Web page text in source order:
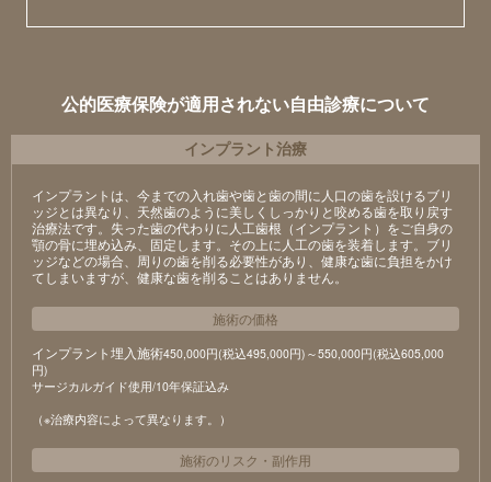
公的医療保険が適用されない自由診療について
インプラント治療
インプラントは、今までの入れ歯や歯と歯の間に人口の歯を設けるブリ
ッジとは異なり、天然歯のように美しくしっかりと咬める歯を取り戻す
治療法です。失った歯の代わりに人工歯根（インプラント）をご自身の
顎の骨に埋め込み、固定します。その上に人工の歯を装着します。ブリ
ッジなどの場合、周りの歯を削る必要性があり、健康な歯に負担をかけ
てしまいますが、健康な歯を削ることはありません。
施術の価格
インプラント埋入施術450,000円(税込495,000円)～550,000円(税込605,000
円)
サージカルガイド使用/10年保証込み
（※治療内容によって異なります。）
施術のリスク ・ 副作用